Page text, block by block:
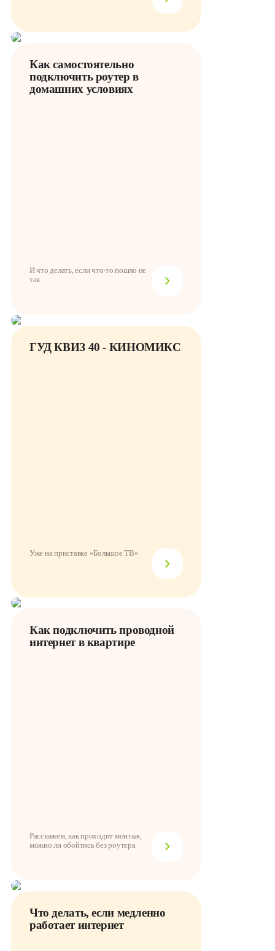
Как самостоятельно
подключить роутер в
домашних условиях
И что делать, если что-то пошло не
так
ГУД КВИЗ 40 - КИНОМИКС
Уже на приставке «Большое ТВ»
Как подключить проводной
интернет в квартире
Расскажем, как проходит монтаж,
можно ли обойтись без роутера
Что делать, если медленно
работает интернет